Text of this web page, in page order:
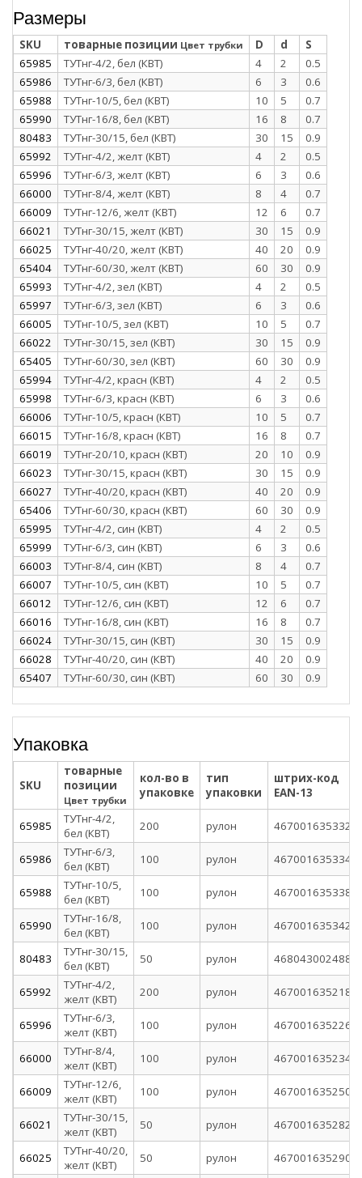
Размеры
SKU товарные позиции Цвет трубки D d
S
65985
ТУТнг-4/2, бел (КВТ) 4 2
0.5
65986
ТУТнг-6/3, бел (КВТ) 6 3
0.6
65988
ТУТнг-10/5, бел (КВТ) 10 5
0.7
65990
ТУТнг-16/8, бел (КВТ) 16 8
0.7
80483
ТУТнг-30/15, бел (КВТ) 30 15
0.9
65992
ТУТнг-4/2, желт (КВТ) 4 2
0.5
65996
ТУТнг-6/3, желт (КВТ) 6 3
0.6
66000
ТУТнг-8/4, желт (КВТ) 8 4
0.7
66009
ТУТнг-12/6, желт (КВТ) 12 6
0.7
66021
ТУТнг-30/15, желт (КВТ) 30 15
0.9
66025
ТУТнг-40/20, желт (КВТ) 40 20
0.9
65404
ТУТнг-60/30, желт (КВТ) 60 30
0.9
65993
ТУТнг-4/2, зел (КВТ) 4 2
0.5
65997
ТУТнг-6/3, зел (КВТ) 6 3
0.6
66005
ТУТнг-10/5, зел (КВТ) 10 5
0.7
66022
ТУТнг-30/15, зел (КВТ) 30 15
0.9
65405
ТУТнг-60/30, зел (КВТ) 60 30
0.9
65994
ТУТнг-4/2, красн (КВТ) 4 2
0.5
65998
ТУТнг-6/3, красн (КВТ) 6 3
0.6
66006
ТУТнг-10/5, красн (КВТ) 10 5
0.7
66015
ТУТнг-16/8, красн (КВТ) 16 8
0.7
66019
ТУТнг-20/10, красн (КВТ) 20 10
0.9
66023
ТУТнг-30/15, красн (КВТ) 30 15
0.9
66027
ТУТнг-40/20, красн (КВТ) 40 20
0.9
65406
ТУТнг-60/30, красн (КВТ) 60 30
0.9
65995
ТУТнг-4/2, син (КВТ) 4 2
0.5
65999
ТУТнг-6/3, син (КВТ) 6 3
0.6
66003
ТУТнг-8/4, син (КВТ) 8 4
0.7
66007
ТУТнг-10/5, син (КВТ) 10 5
0.7
66012
ТУТнг-12/6, син (КВТ) 12 6
0.7
66016
ТУТнг-16/8, син (КВТ) 16 8
0.7
66024
ТУТнг-30/15, син (КВТ) 30 15
0.9
66028
ТУТнг-40/20, син (КВТ) 40 20
0.9
65407
ТУТнг-60/30, син (КВТ) 60 30 0.9
Упаковка
SKU
товарные
позиции
Цвет трубки
кол-во в
упаковке
тип
упаковки
штрих-код
EAN-13
65985
ТУТнг-4/2,
бел (КВТ)
200 рулон 4670016353320
65986
ТУТнг-6/3,
бел (КВТ)
100 рулон 4670016353344
65988
ТУТнг-10/5,
бел (КВТ)
100 рулон 4670016353382
65990
ТУТнг-16/8,
бел (КВТ)
100 рулон 4670016353429
80483
ТУТнг-30/15,
бел (КВТ)
50 рулон 4680430024881
65992
ТУТнг-4/2,
желт (КВТ)
200 рулон 4670016352187
65996
ТУТнг-6/3,
желт (КВТ)
100 рулон 4670016352262
66000
ТУТнг-8/4,
желт (КВТ)
100 рулон 4670016352347
66009
ТУТнг-12/6,
желт (КВТ)
100 рулон 4670016352507
66021
ТУТнг-30/15,
желт (КВТ)
50 рулон 4670016352828
66025
ТУТнг-40/20,
желт (КВТ)
50 рулон
4670016352903